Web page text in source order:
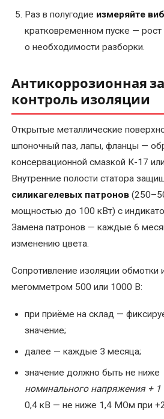
Ремонт
насосов
гном
промышленных
электродвигателей
Ремонт
сварочных
трансформаторов
и
сварочного
оборудования
трансформаторной
подстанции
трансформаторов
тяговых
двигателей
ремонт
Раз в полугодие измеряйте
кратковременном пуске — рост
о необходимости разборки.
Антикоррозионная
контроль изоляции
Открытые металлические
шпоночный паз, лапы, фланцы —
консервационной смазкой К-17
Внутренние полости статора
силикагелевых патронов
мощностью до 100 кВт) с
Замена патронов — каждые 6
изменению цвета.
Сопротивление изоляции обмотки
мегомметром 500 или 1000 В:
при приёме на склад —
значение;
далее — каждые 3 месяца;
значение должно быть не ниже
номинального напряжения +
0,4 кВ — не ниже 1,4 МОм при